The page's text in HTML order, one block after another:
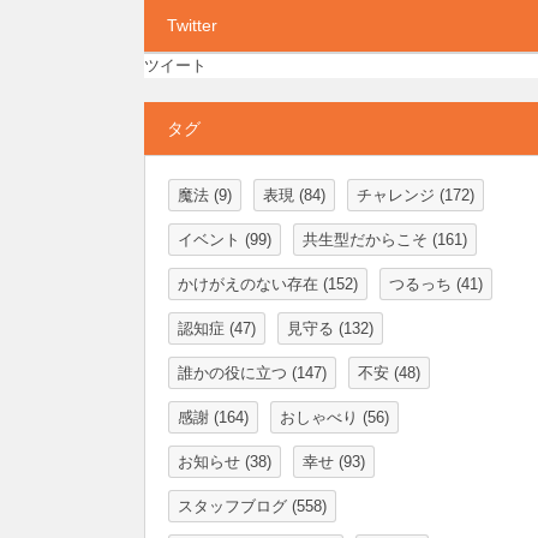
Twitter
ツイート
タグ
魔法 (9) 表現 (84) チャレンジ (172)
イベント (99) 共生型だからこそ (161)
かけがえのない存在 (152) つるっち (41)
認知症 (47) 見守る (132)
誰かの役に立つ (147) 不安 (48)
感謝 (164) おしゃべり (56)
お知らせ (38) 幸せ (93)
スタッフブログ (558)